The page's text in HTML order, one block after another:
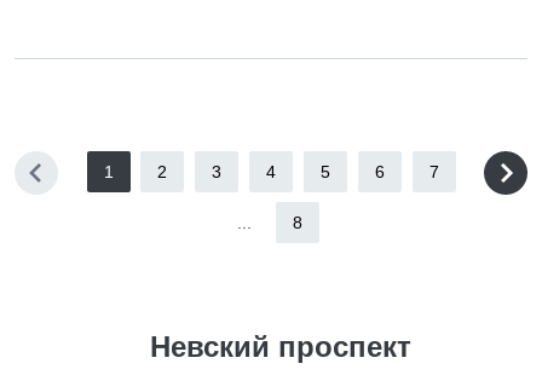
1 2 3 4 5 6 7
8
Невский проспект